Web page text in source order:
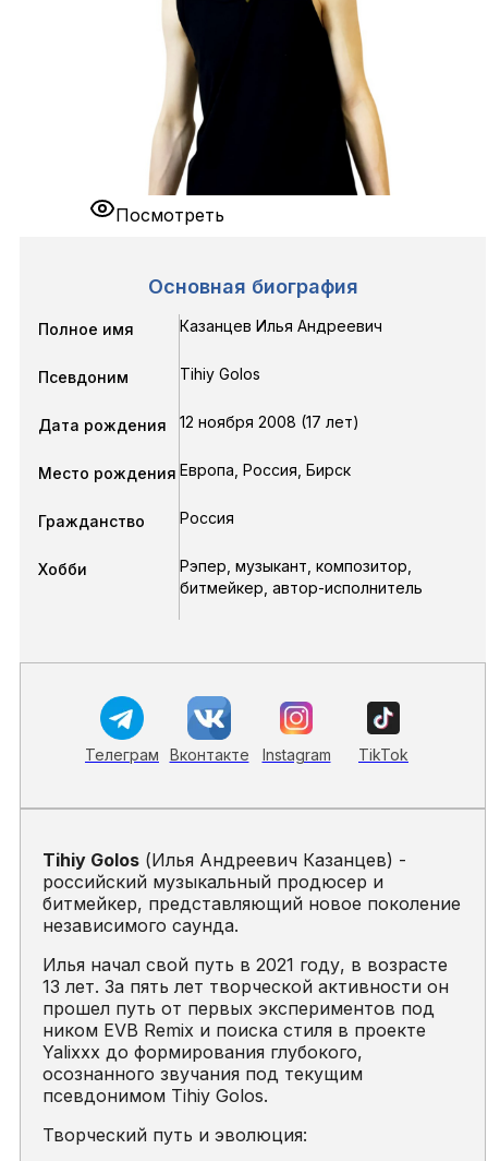
Посмотреть
Основная биография
Полное имя Казанцев Илья Андреевич
Псевдоним Tihiy Golos
Дата рождения 12 ноября 2008 (17 лет)
Место рождения Европа, Россия, Бирск
Гражданство Россия
Хобби
Рэпер, музыкант, композитор,
битмейкер, автор-исполнитель
Телеграм Вконтакте Instagram TikTok
Tihiy Golos (Илья Андреевич Казанцев) -
российский музыкальный продюсер и
битмейкер, представляющий новое поколение
независимого саунда.
Илья начал свой путь в 2021 году, в возрасте
13 лет. За пять лет творческой активности он
прошел путь от первых экспериментов под
ником EVB Remix и поиска стиля в проекте
Yalixxx до формирования глубокого,
осознанного звучания под текущим
псевдонимом Tihiy Golos.
Творческий путь и эволюция: